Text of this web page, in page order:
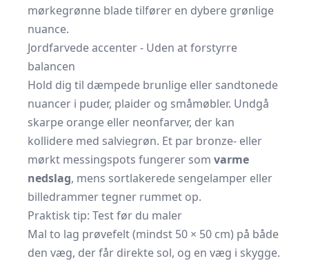
mørkegrønne blade tilfører en dybere grønlige
nuance.
Jordfarvede accenter - Uden at forstyrre
balancen
Hold dig til dæmpede brunlige eller sandtonede
nuancer i puder, plaider og småmøbler. Undgå
skarpe orange eller neonfarver, der kan
kollidere med salviegrøn. Et par bronze- eller
mørkt messingspots fungerer som varme
nedslag, mens sortlakerede sengelamper eller
billedrammer tegner rummet op.
Praktisk tip: Test før du maler
Mal to lag prøvefelt (mindst 50 × 50 cm) på både
den væg, der får direkte sol, og en væg i skygge.